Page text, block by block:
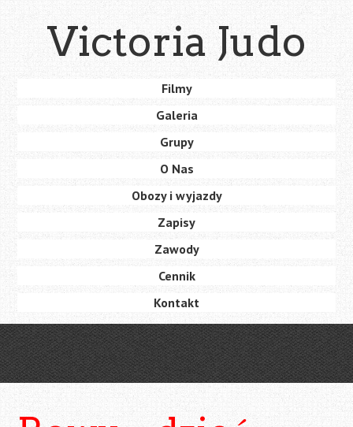
content
Victoria Judo
content
Filmy
Galeria
Grupy
O Nas
Obozy i wyjazdy
Zapisy
Zawody
Cennik
Kontakt